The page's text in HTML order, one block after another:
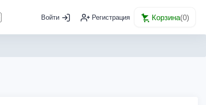
Войти Регистрация Корзина(0)